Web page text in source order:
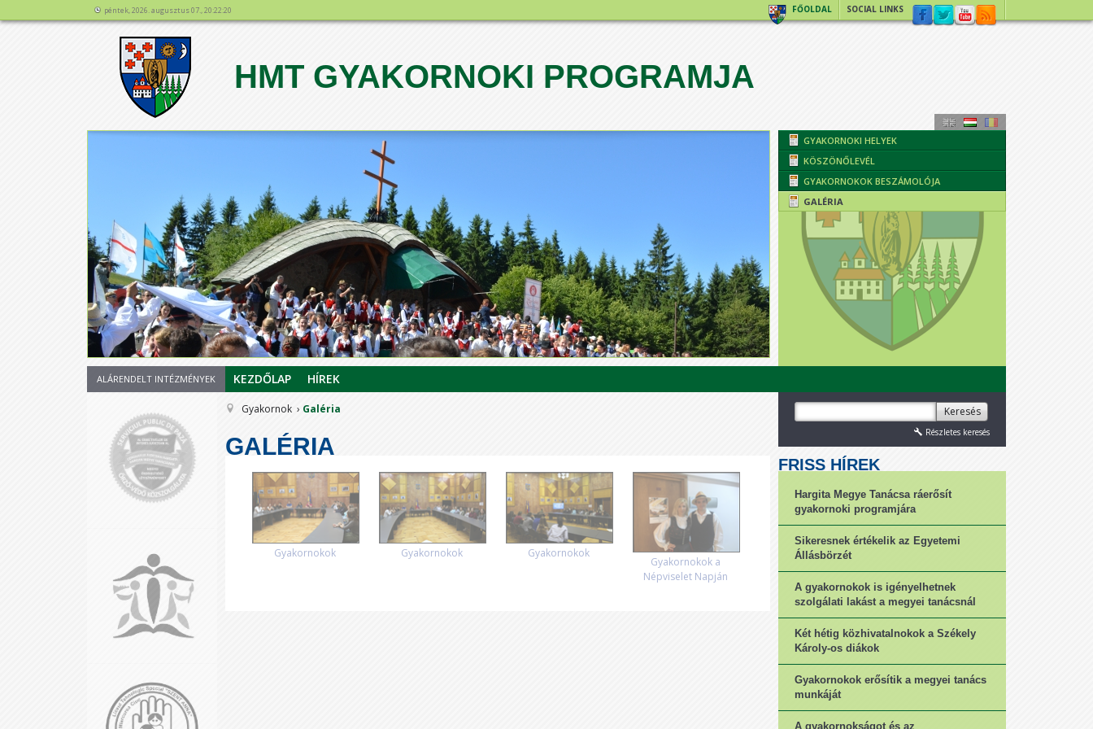
péntek, 2026. augusztus 07., 20:22:20 FŐOLDAL SOCIAL LINKS
HMT GYAKORNOKI PROGRAMJA
1234567
GYAKORNOKI HELYEK
KÖSZÖNŐLEVÉL
GYAKORNOKOK BESZÁMOLÓJA
GALÉRIA
ALÁRENDELT INTÉZMÉNYEK KEZDŐLAP HÍREK
Gyakornok Galéria
GALÉRIA
Gyakornokok Gyakornokok Gyakornokok
Gyakornokok a
Népviselet Napján
Keresés
Részletes keresés
FRISS HÍREK
Hargita Megye Tanácsa ráerősít
gyakornoki programjára
Sikeresnek értékelik az Egyetemi
Állásbörzét
A gyakornokok is igényelhetnek
szolgálati lakást a megyei tanácsnál
Két hétig közhivatalnokok a Székely
Károly-os diákok
Gyakornokok erősítik a megyei tanács
munkáját
A gyakornokságot és az